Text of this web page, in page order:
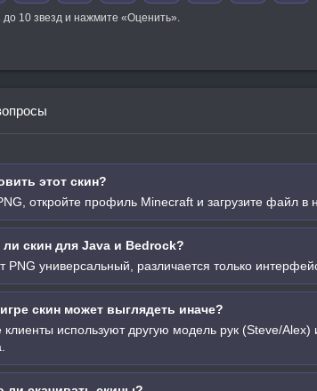
до 10 звезд и нажмите «Оценить».
этот скин?
откройте профиль Minecraft и загрузите файл в
скин для Java и Bedrock?
универсальный, различается только интерфейс
скин может выглядеть иначе?
клиенты используют другую модель рук (Steve/